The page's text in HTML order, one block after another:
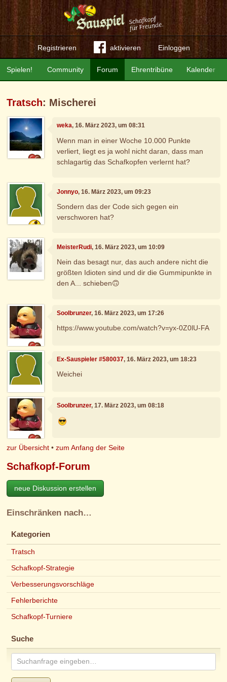
Registrieren aktivieren Einloggen
Community Forum Ehrentribüne Kalender
Spielen!
Tratsch: Mischerei
weka, 16. März 2023, um 08:31
Wenn man in einer Woche 10.000 Punkte
verliert, liegt es ja wohl nicht daran, dass man
schlagartig das Schafkopfen verlernt hat?
Jonnyo, 16. März 2023, um 09:23
Sondern das der Code sich gegen ein
verschworen hat?
MeisterRudi, 16. März 2023, um 10:09
Nein das besagt nur, das auch andere nicht die
größten Idioten sind und dir die Gummipunkte in
den A... schieben🙃
Soolbrunzer, 16. März 2023, um 17:26
https://www.youtube.com/watch?v=yx-0Z0lU-FA
Ex-Sauspieler #580037, 16. März 2023, um 18:23
Weichei
Soolbrunzer, 17. März 2023, um 08:18
zur Übersicht •zum Anfang der Seite
Schafkopf-Forum
neue Diskussion erstellen
Einschränken nach…
Kategorien
Tratsch
Schafkopf-Strategie
Verbesserungsvorschläge
Fehlerberichte
Schafkopf-Turniere
Suche